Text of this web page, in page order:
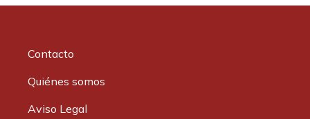
Contacto
Quiénes somos
Aviso Legal